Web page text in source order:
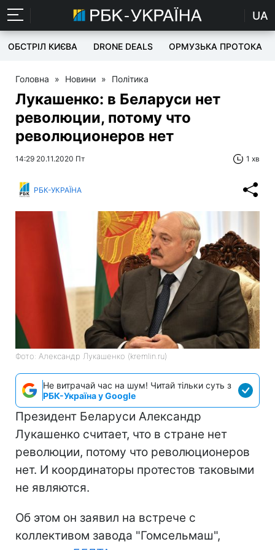
UA
ОБСТРІЛ КИЄВА DRONE DEALS ОРМУЗЬКА ПРОТОКА
Головна » Новини » Політика
Лукашенко: в Беларуси нет
революции, потому что
революционеров нет
14:29 20.11.2020 Пт 1 хв
РБК-УКРАЇНА
Фото: Александр Лукашенко (kremlin.ru)
Не витрачай час на шум! Читай тільки суть з
РБК-Україна у Google
Президент Беларуси Александр
Лукашенко считает, что в стране нет
революции, потому что революционеров
нет. И координаторы протестов таковыми
не являются.
Об этом он заявил на встрече с
коллективом завода "Гомсельмаш",